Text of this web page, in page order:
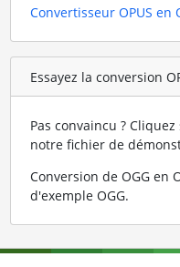
Convertisseur OPUS en
Essayez la conversion
Pas convaincu ?
notre fichier de
Conversion de OGG en
d'exemple OGG.